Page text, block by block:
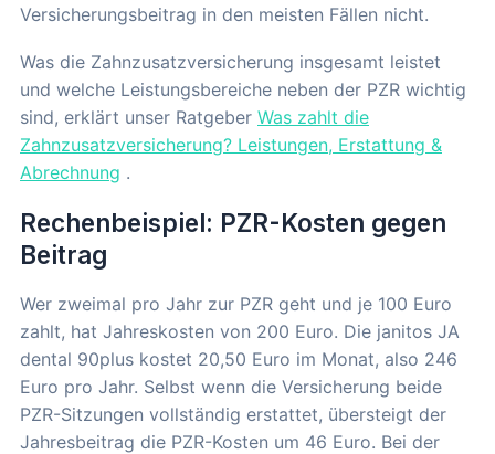
Versicherungsbeitrag in den meisten Fällen nicht.
Was die Zahnzusatzversicherung insgesamt leistet
und welche Leistungsbereiche neben der PZR wichtig
sind, erklärt unser Ratgeber Was zahlt die
Zahnzusatzversicherung? Leistungen, Erstattung &
Abrechnung .
Rechenbeispiel: PZR-Kosten gegen
Beitrag
Wer zweimal pro Jahr zur PZR geht und je 100 Euro
zahlt, hat Jahreskosten von 200 Euro. Die janitos JA
dental 90plus kostet 20,50 Euro im Monat, also 246
Euro pro Jahr. Selbst wenn die Versicherung beide
PZR-Sitzungen vollständig erstattet, übersteigt der
Jahresbeitrag die PZR-Kosten um 46 Euro. Bei der